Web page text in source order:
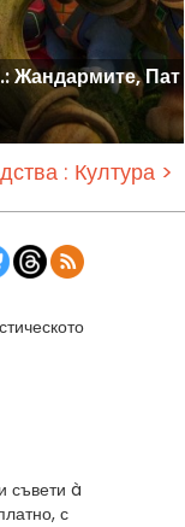
Жандармите, Пат
: Култура >
съвети à
с